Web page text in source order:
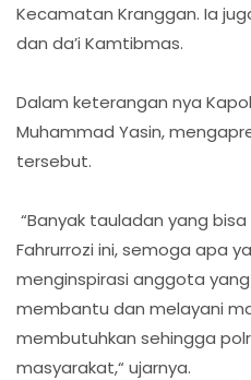
Kecamatan Kranggan. Ia
dan da’i Kamtibmas.
Dalam keterangan nya
Muhammad Yasin,
tersebut.
“Banyak tauladan yang
Fahrurrozi ini, semoga apa
menginspirasi anggota
membantu dan melayani
membutuhkan sehingga
masyarakat,“ ujarnya.